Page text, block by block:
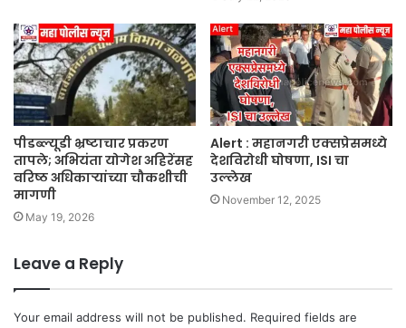
पीडब्ल्यूडी भ्रष्टाचार प्रकरण
तापले; अभियंता योगेश अहिरेंसह
वरिष्ठ अधिकाऱ्यांच्या चौकशीची
मागणी
May 19, 2026
Alert : महानगरी एक्सप्रेसमध्ये
देशविरोधी घोषणा, ISI चा
उल्लेख
November 12, 2025
Leave a Reply
Your email address will not be published. Required fields are